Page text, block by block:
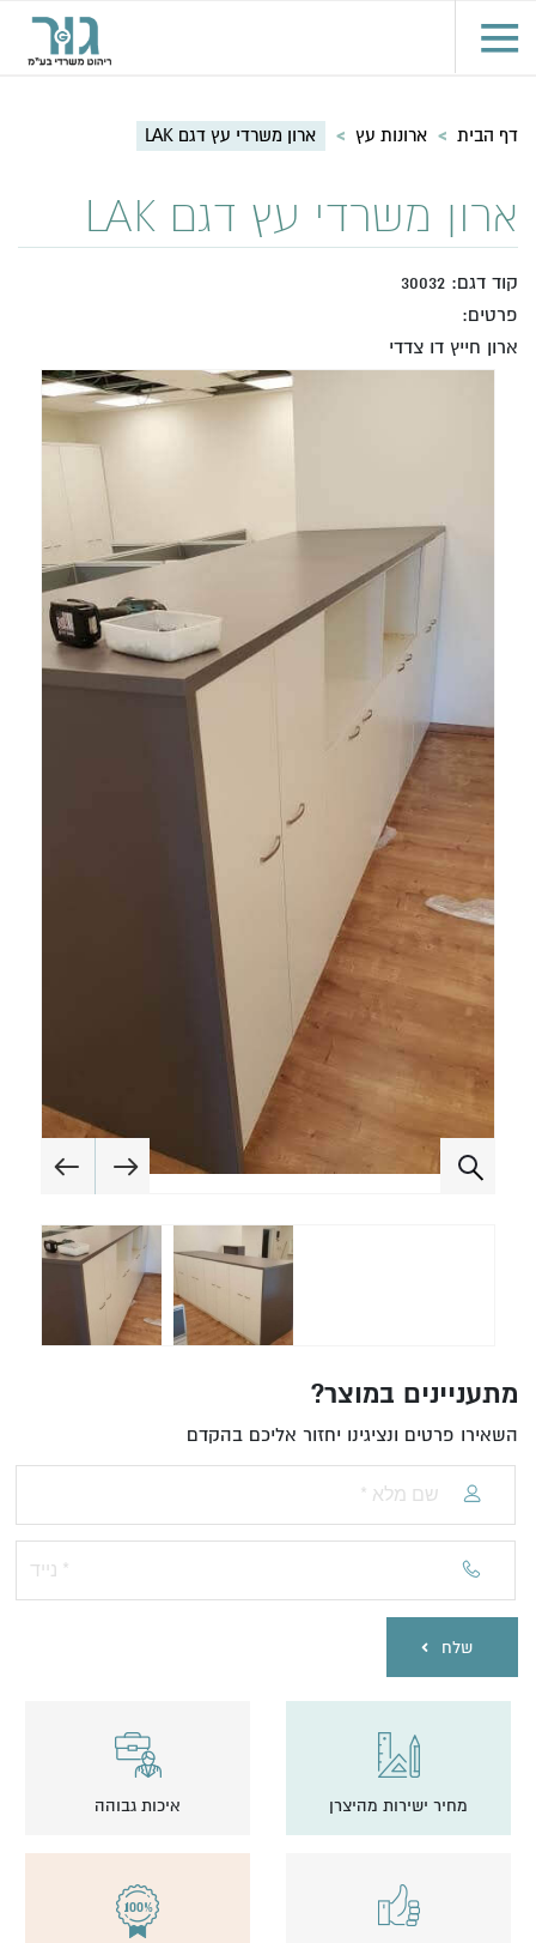
דף הבית > ארונות עץ > ארון משרדי עץ דגם LAK
ארון משרדי עץ דגם LAK
קוד דגם: 30032
פרטים:
ארון חייץ דו צדדי
מתעניינים במוצר?
השאירו פרטים ונציגינו יחזור אליכם בהקדם
שלח
מחיר ישירות מהיצרן איכות גבוהה